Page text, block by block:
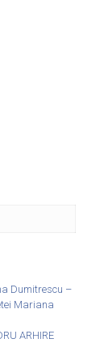
Dumitrescu –
Mariana
ARHIRE